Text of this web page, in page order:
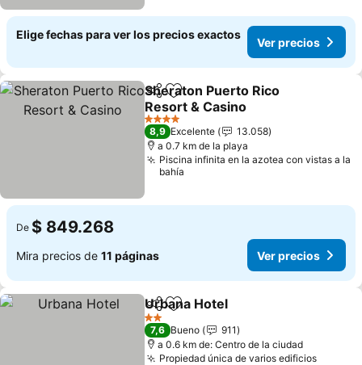
Elige fechas para ver los precios exactos
Ver precios
CompartirAgregar a favoritos
Sheraton Puerto Rico
Resort & Casino
4 Estrellas
8,9 Excelente
13.058
a 0.7 km de la playa
Piscina infinita en la azotea con vistas a la
bahía
De $ 849.268
Mira precios de 11 páginas Ver precios
CompartirAgregar a favoritos
Urbana Hotel
2 Estrellas
7,6 Bueno
911
a 0.6 km de: Centro de la ciudad
Propiedad única de varios edificios